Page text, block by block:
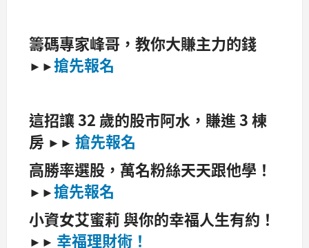
籌碼專家峰哥，教你大賺主力的錢
►►搶先報名
這招讓 32 歲的股市阿水，賺進 3 棟
房 ►► 搶先報名
高勝率選股，萬名粉絲天天跟他學！
►►搶先報名
小資女艾蜜莉 與你的幸福人生有約！
►► 幸福理財術！